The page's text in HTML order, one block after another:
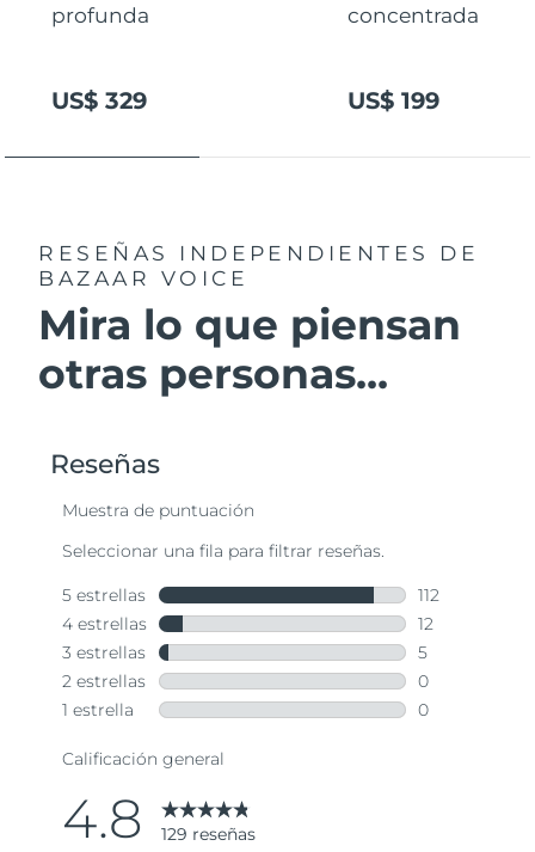
profunda
US$ 329
concentrada
US$ 199
RESEÑAS INDEPENDIENTES
DE
BAZAAR VOICE
Mira lo que piensan
otras personas...